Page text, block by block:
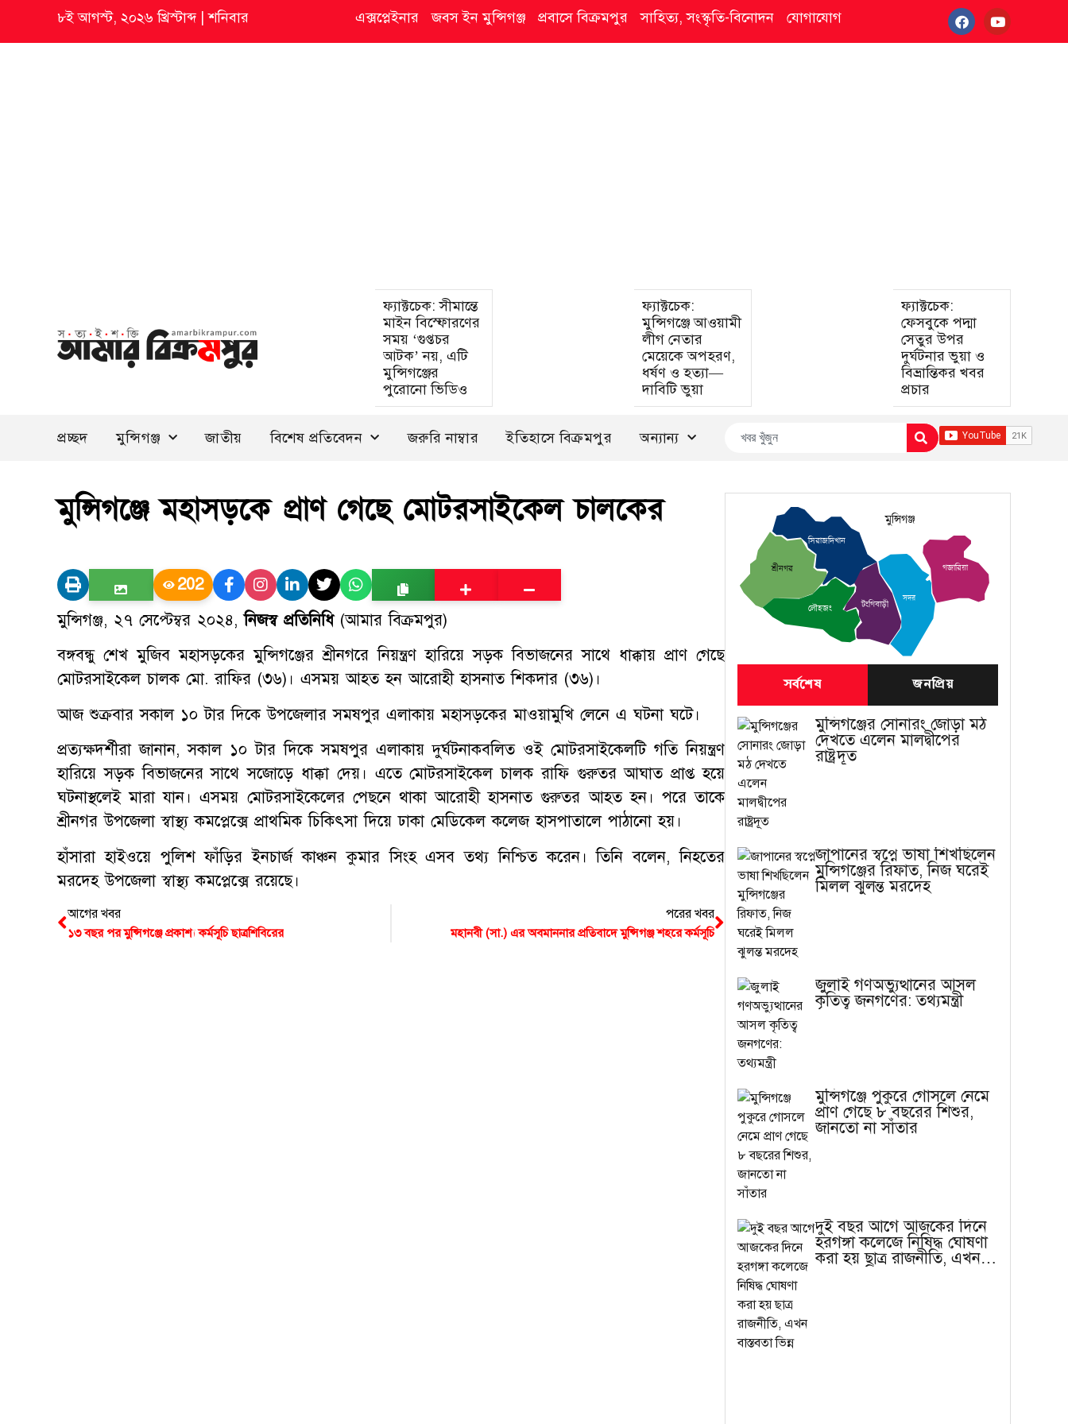
৮ই আগস্ট, ২০২৬ খ্রিস্টাব্দ|শনিবার এক্সপ্লেইনার জবস ইন মুন্সিগঞ্জ প্রবাসে বিক্রমপুর সাহিত্য, সংস্কৃতি-বিনোদন যোগাযোগ
ফ্যাক্টচেক: সীমান্তে
মাইন বিস্ফোরণের
সময় ‘গুপ্তচর
আটক’ নয়, এটি
মুন্সিগঞ্জের
পুরোনো ভিডিও
ফ্যাক্টচেক:
মুন্সিগঞ্জে আওয়ামী
লীগ নেতার
মেয়েকে অপহরণ,
ধর্ষণ ও হত্যা—
দাবিটি ভুয়া
ফ্যাক্টচেক:
ফেসবুকে পদ্মা
সেতুর উপর
দুর্ঘটনার ভুয়া ও
বিভ্রান্তিকর খবর
প্রচার
প্রচ্ছদ মুন্সিগঞ্জ জাতীয় বিশেষ প্রতিবেদন জরুরি নাম্বার ইতিহাসে বিক্রমপুর অন্যান্য
মুন্সিগঞ্জে মহাসড়কে প্রাণ গেছে মোটরসাইকেল চালকের
202
মুন্সিগঞ্জ, ২৭ সেপ্টেম্বর ২০২৪,নিজস্ব প্রতিনিধি (আমার বিক্রমপুর)
বঙ্গবন্ধু শেখ মুজিব মহাসড়কের মুন্সিগঞ্জের শ্রীনগরে নিয়ন্ত্রণ হারিয়ে সড়ক বিভাজনের সাথে ধাক্কায় প্রাণ গেছে
মোটরসাইকেল চালক মো. রাফির (৩৬)। এসময় আহত হন আরোহী হাসনাত শিকদার (৩৬)।
আজ শুক্রবার সকাল ১০ টার দিকে উপজেলার সমষপুর এলাকায় মহাসড়কের মাওয়ামুখি লেনে এ ঘটনা ঘটে।
প্রত্যক্ষদর্শীরা জানান, সকাল ১০ টার দিকে সমষপুর এলাকায় দুর্ঘটনাকবলিত ওই মোটরসাইকেলটি গতি নিয়ন্ত্রণ
হারিয়ে সড়ক বিভাজনের সাথে সজোড়ে ধাক্কা দেয়। এতে মোটরসাইকেল চালক রাফি গুরুতর আঘাত প্রাপ্ত হয়ে
ঘটনাস্থলেই মারা যান। এসময় মোটরসাইকেলের পেছনে থাকা আরোহী হাসনাত গুরুতর আহত হন। পরে তাকে
শ্রীনগর উপজেলা স্বাস্থ্য কমপ্লেক্সে প্রাথমিক চিকিৎসা দিয়ে ঢাকা মেডিকেল কলেজ হাসপাতালে পাঠানো হয়।
হাঁসারা হাইওয়ে পুলিশ ফাঁড়ির ইনচার্জ কাঞ্চন কুমার সিংহ এসব তথ্য নিশ্চিত করেন। তিনি বলেন, নিহতের
মরদেহ উপজেলা স্বাস্থ্য কমপ্লেক্সে রয়েছে।
আগের খবর
১৩ বছর পর মুন্সিগঞ্জে প্রকাশ্য কর্মসূচি ছাত্রশিবিরের
পরের খবর
মহানবী (সা.) এর অবমাননার প্রতিবাদে মুন্সিগঞ্জ শহরে কর্মসূচি
শ্রীনগর
সিরাজদিখান
টংগিবাড়ী
সদর
গজারিয়া
লৌহজং
মুন্সিগঞ্জ
সর্বশেষ জনপ্রিয়
মুন্সিগঞ্জের সোনারং জোড়া মঠ
দেখতে এলেন মালদ্বীপের
রাষ্ট্রদূত
জাপানের স্বপ্নে ভাষা শিখছিলেন
মুন্সিগঞ্জের রিফাত, নিজ ঘরেই
মিলল ঝুলন্ত মরদেহ
জুলাই গণঅভ্যুত্থানের আসল
কৃতিত্ব জনগণের: তথ্যমন্ত্রী
মুন্সিগঞ্জে পুকুরে গোসলে নেমে
প্রাণ গেছে ৮ বছরের শিশুর,
জানতো না সাঁতার
দুই বছর আগে আজকের দিনে
হরগঙ্গা কলেজে নিষিদ্ধ ঘোষণা
করা হয় ছাত্র রাজনীতি, এখন